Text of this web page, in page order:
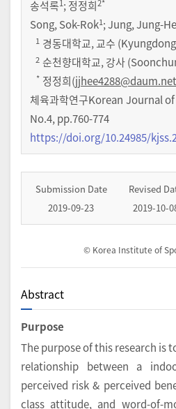
송석록1 ;정정희2*
Song, Sok-Rok1; Jung, Jung-
1 경동대학교, 교수
2 순천향대학교, 강사
* 정정희(jjhee4288@daum.net
체육과학연구Korean Journal
No.4,pp.760-774
https://doi.org/10.24985/
Submission Date
2019-09-23
Revised
2019-10-
© Korea Institute of
Abstract
Purpose
The purpose of this research is
relationship between a
perceived risk & perceived
class attitude, and word-of-